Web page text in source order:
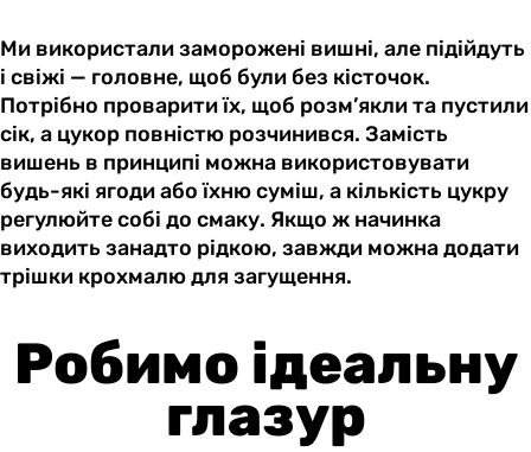
Ми використали заморожені вишні, але підійдуть
і свіжі — головне, щоб були без кісточок.
Потрібно проварити їх, щоб розм’якли та пустили
сік, а цукор повністю розчинився. Замість
вишень в принципі можна використовувати
будь-які ягоди або їхню суміш, а кількість цукру
регулюйте собі до смаку. Якщо ж начинка
виходить занадто рідкою, завжди можна додати
трішки крохмалю для загущення.
Робимо ідеальну
глазур